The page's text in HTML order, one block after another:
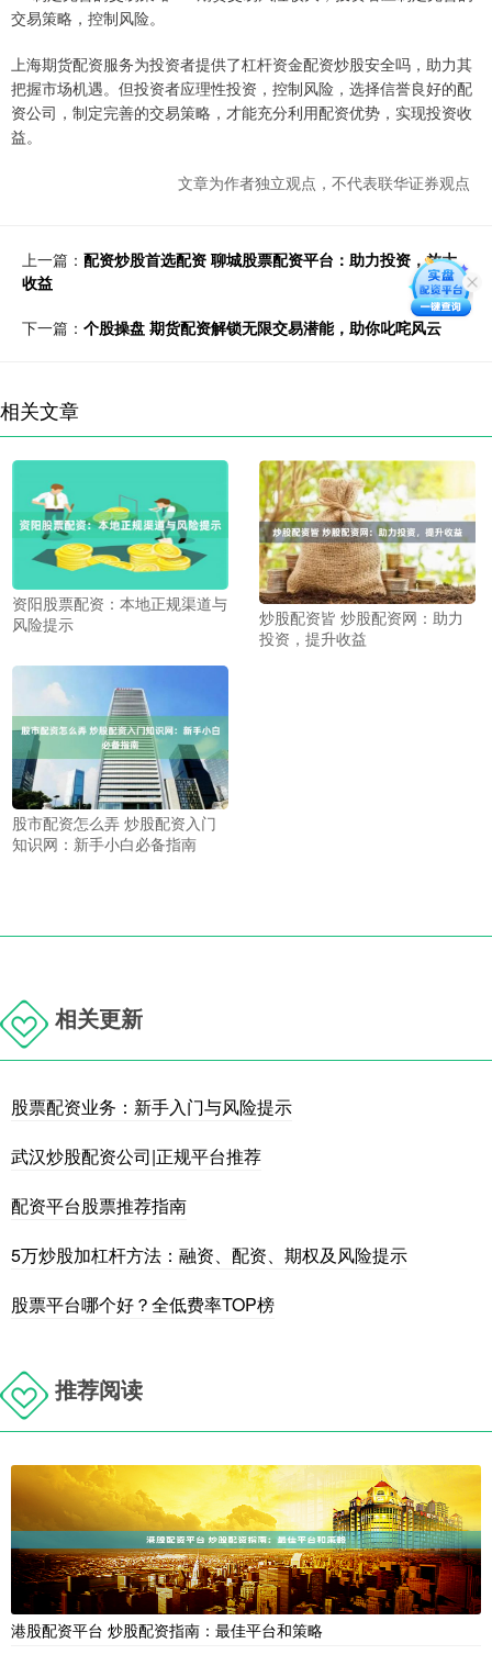
交易策略，控制风险。
上海期货配资服务为投资者提供了杠杆资金配资炒股安全吗，助力其
把握市场机遇。但投资者应理性投资，控制风险，选择信誉良好的配
资公司，制定完善的交易策略，才能充分利用配资优势，实现投资收
益。
文章为作者独立观点，不代表联华证券观点
上一篇： 配资炒股首选配资 聊城股票配资平台：助力投资，放大
收益
下一篇： 个股操盘 期货配资解锁无限交易潜能，助你叱咤风云
相关文章
资阳股票配资：本地正规渠道与
风险提示
炒股配资皆 炒股配资网：助力
投资，提升收益
股市配资怎么弄 炒股配资入门
知识网：新手小白必备指南
相关更新
股票配资业务：新手入门与风险提示
武汉炒股配资公司|正规平台推荐
配资平台股票推荐指南
5万炒股加杠杆方法：融资、配资、期权及风险提示
股票平台哪个好？全低费率TOP榜
推荐阅读
港股配资平台 炒股配资指南：最佳平台和策略